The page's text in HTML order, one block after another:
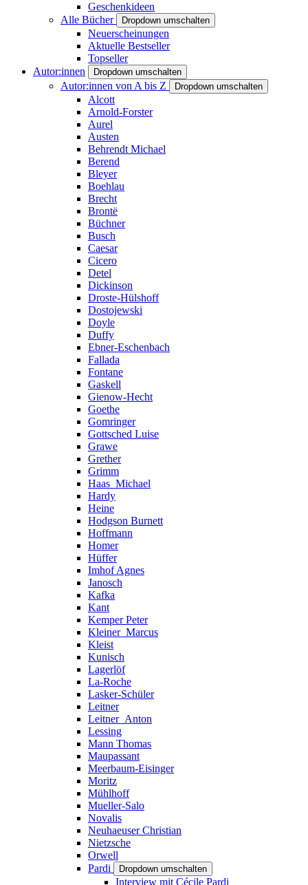
Geschenkideen
Alle Bücher
Dropdown umschalten
Neuerscheinungen
Aktuelle Bestseller
Topseller
Autor:innen
Dropdown umschalten
Autor:innen von A bis Z Dropdown umschalten
Alcott
Arnold-Forster
Aurel
Austen
Behrendt Michael
Berend
Bleyer
Boehlau
Brecht
Brontë
Büchner
Busch
Caesar
Cicero
Detel
Dickinson
Droste-Hülshoff
Dostojewski
Doyle
Duffy
Ebner-Eschenbach
Fallada
Fontane
Gaskell
Gienow-Hecht
Goethe
Gomringer
Gottsched Luise
Grawe
Grether
Grimm
Haas_Michael
Hardy
Heine
Hodgson Burnett
Hoffmann
Homer
Hüffer
Imhof Agnes
Janosch
Kafka
Kant
Kemper Peter
Kleiner_Marcus
Kleist
Kunisch
Lagerlöf
La-Roche
Lasker-Schüler
Leitner
Leitner_Anton
Lessing
Mann Thomas
Maupassant
Meerbaum-Eisinger
Moritz
Mühlhoff
Mueller-Salo
Novalis
Neuhaeuser Christian
Nietzsche
Orwell
Pardi
Dropdown umschalten
Interview mit Cécile Pardi